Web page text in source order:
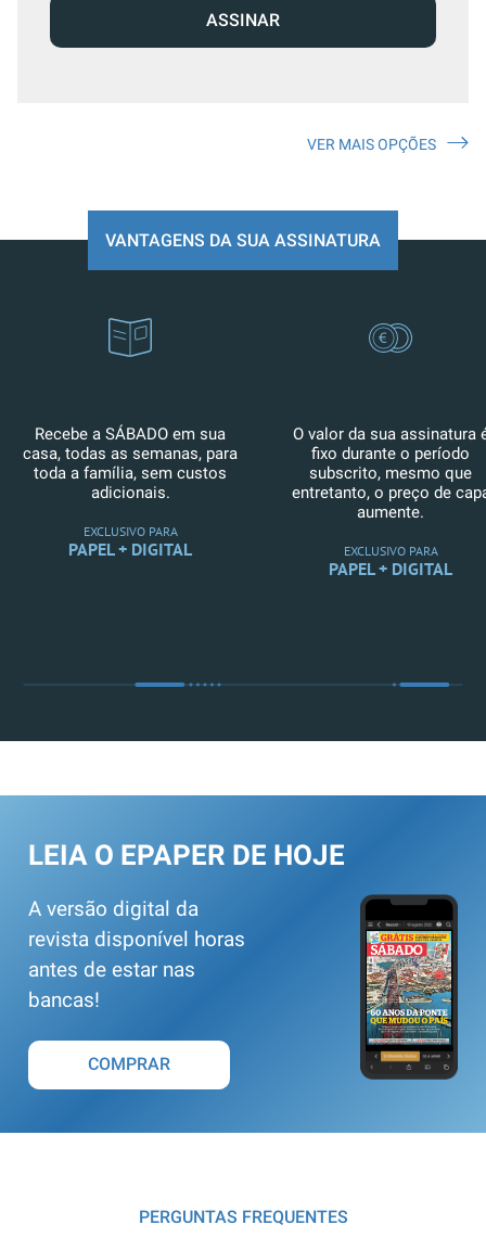
ASSINAR
VER MAIS OPÇÕES
VANTAGENS DA SUA ASSINATURA
Recebe a SÁBADO em sua
casa, todas as semanas, para
toda a família, sem custos
adicionais.
EXCLUSIVO PARA
PAPEL + DIGITAL
O valor da sua assinatura
fixo durante o período
subscrito, mesmo que
entretanto, o preço de
aumente.
EXCLUSIVO PARA
PAPEL + DIGITAL
LEIA O EPAPER DE HOJE
A versão digital da
revista disponível horas
antes de estar nas
bancas!
COMPRAR
PERGUNTAS FREQUENTES